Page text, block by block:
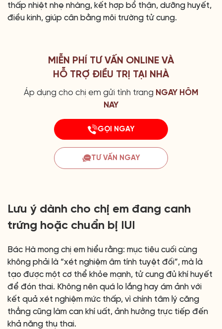
thấp nhiệt nhẹ nhàng, kết hợp bổ thận, dưỡng huyết,
điều kinh, giúp cân bằng môi trường tử cung.
MIỄN PHÍ TƯ VẤN ONLINE VÀ
HỖ TRỢ ĐIỀU TRỊ TẠI NHÀ
Áp dụng cho chị em gửi tình trang NGAY HÔM
NAY
GỌI NGAY
TƯ VẤN NGAY
Lưu ý dành cho chị em đang canh
trứng hoặc chuẩn bị IUI
Bác Hà mong chị em hiểu rằng: mục tiêu cuối cùng
không phải là “xét nghiệm âm tính tuyệt đối”, mà là
tạo được một cơ thể khỏe mạnh, tử cung đủ khí huyết
để đón thai. Không nên quá lo lắng hay ám ảnh với
kết quả xét nghiệm mức thấp, vì chính tâm lý căng
thẳng cũng làm can khí uất, ảnh hưởng trực tiếp đến
khả năng thụ thai.